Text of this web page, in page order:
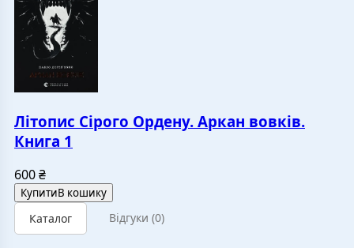
Літопис Сірого Ордену. Аркан вовків.
Книга 1
600₴
КупитиВ кошику
Каталог Відгуки (0)